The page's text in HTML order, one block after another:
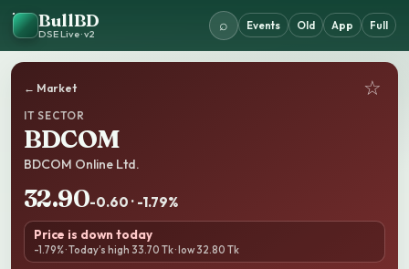
BullBD
DSE Live · v2
⌕ Events Old App Full
← Market ☆
IT SECTOR
BDCOM
BDCOM Online Ltd.
32.90-0.60 · -1.79%
Price is down today
-1.79% · Today’s high 33.70 Tk · low 32.80 Tk